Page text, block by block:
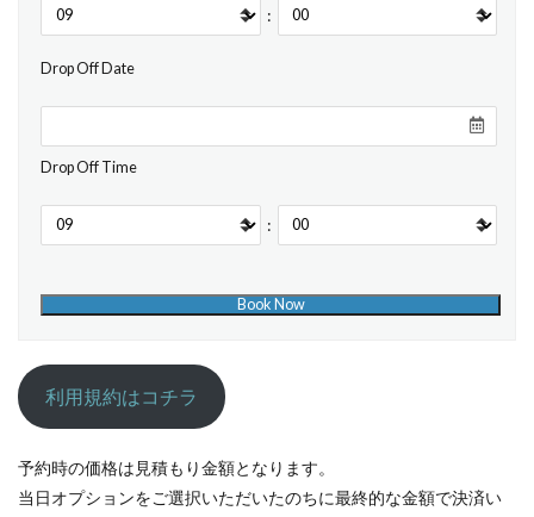
:
Drop Off Date
Drop Off Time
:
利用規約はコチラ
予約時の価格は見積もり金額となります。
当日オプションをご選択いただいたのちに最終的な金額で決済い